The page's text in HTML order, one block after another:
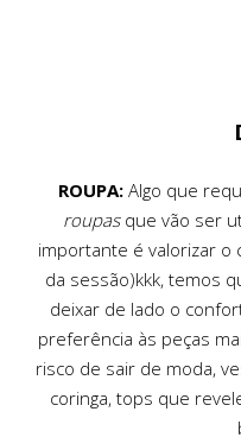
ROUPA:Algo que
roupasque vão ser
importante é valorizar o
da sessão)kkk, temos
deixar de lado o
preferência às peças
risco de sair de moda,
coringa, tops que